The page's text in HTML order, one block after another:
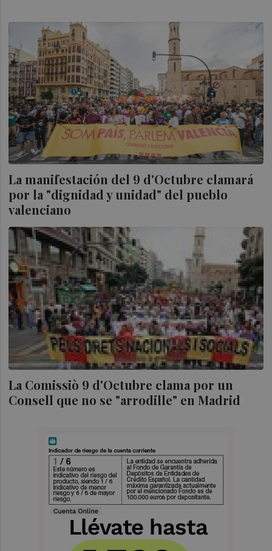
La manifestación del 9 d'Octubre clamará
por la "dignidad y unidad" del pueblo
valenciano
La Comissiò 9 d'Octubre clama por un
Consell que no se "arrodille" en Madrid